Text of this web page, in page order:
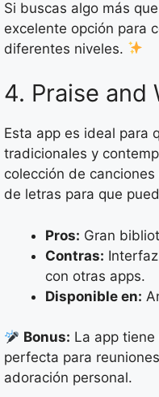
Si buscas algo más
excelente opción para
diferentes niveles.
4. Praise and
Esta app es ideal para
tradicionales y
colección de
de letras para que
Pros: Gran
Contras:
con otras apps.
Disponible en:
Bonus: La app
perfecta para
adoración personal.